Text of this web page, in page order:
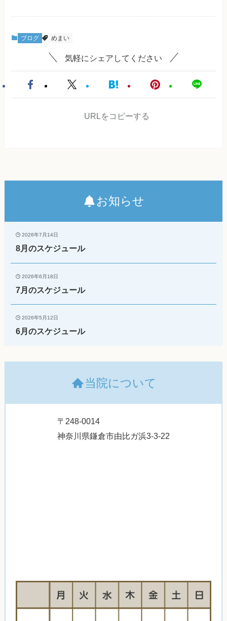
ブログ めまい
気軽にシェアしてください
URLをコピーする
お知らせ
2026年7月14日
8月のスケジュール
2026年6月18日
7月のスケジュール
2026年5月12日
6月のスケジュール
当院について
〒248-0014
神奈川県鎌倉市由比ガ浜3-3-22